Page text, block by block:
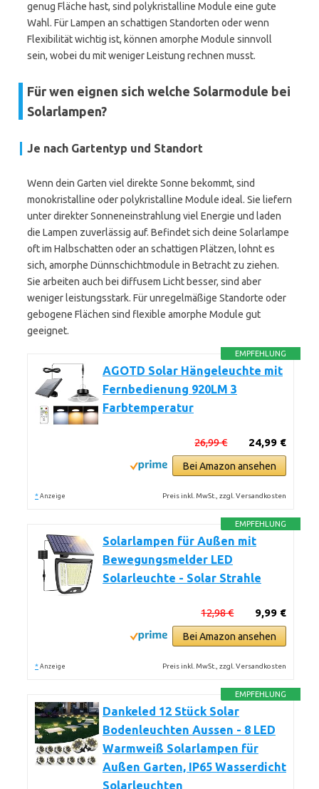
genug Fläche hast, sind polykristalline Module eine gute
Wahl. Für Lampen an schattigen Standorten oder wenn
Flexibilität wichtig ist, können amorphe Module sinnvoll
sein, wobei du mit weniger Leistung rechnen musst.
Für wen eignen sich welche Solarmodule bei
Solarlampen?
Je nach Gartentyp und Standort
Wenn dein Garten viel direkte Sonne bekommt, sind
monokristalline oder polykristalline Module ideal. Sie liefern
unter direkter Sonneneinstrahlung viel Energie und laden
die Lampen zuverlässig auf. Befindet sich deine Solarlampe
oft im Halbschatten oder an schattigen Plätzen, lohnt es
sich, amorphe Dünnschichtmodule in Betracht zu ziehen.
Sie arbeiten auch bei diffusem Licht besser, sind aber
weniger leistungsstark. Für unregelmäßige Standorte oder
gebogene Flächen sind flexible amorphe Module gut
geeignet.
EMPFEHLUNG
AGOTD Solar Hängeleuchte mit
Fernbedienung 920LM 3
Farbtemperatur
24,99 €
26,99 €
Bei Amazon ansehen
* Anzeige Preis inkl. MwSt., zzgl. Versandkosten
EMPFEHLUNG
Solarlampen für Außen mit
Bewegungsmelder LED
Solarleuchte - Solar Strahle
9,99 €
12,98 €
Bei Amazon ansehen
* Anzeige Preis inkl. MwSt., zzgl. Versandkosten
EMPFEHLUNG
Dankeled 12 Stück Solar
Bodenleuchten Aussen - 8 LED
Warmweiß Solarlampen für
Außen Garten, IP65 Wasserdicht
Solarleuchten